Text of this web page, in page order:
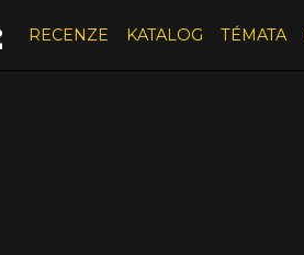
RECENZE KATALOG TÉMATA